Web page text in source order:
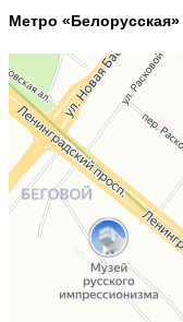
Метро «Белорусская»